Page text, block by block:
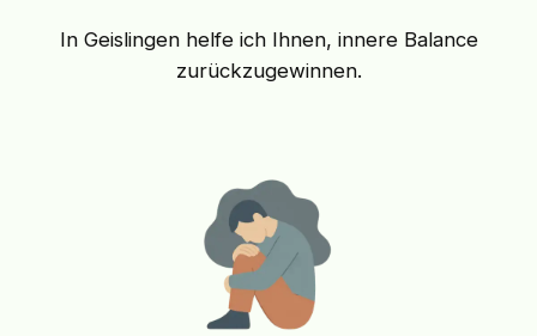
In Geislingen helfe ich Ihnen, innere Balance
zurückzugewinnen.